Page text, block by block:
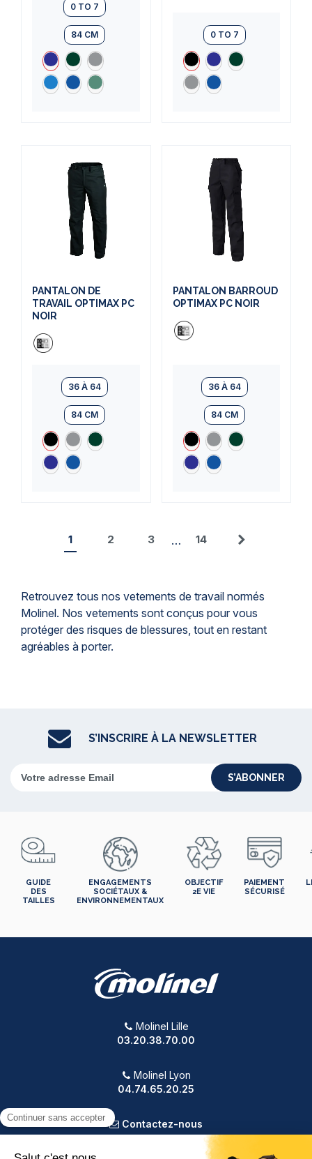
0 TO 7
84 CM 0 TO 7
PANTALON DE
TRAVAIL OPTIMAX PC
NOIR
36 À 64
84 CM
PANTALON BARROUD
OPTIMAX PC NOIR
36 À 64
84 CM
1 2 3 … 14 Suivant
Retrouvez tous nos vetements de travail normés
Molinel. Nos vetements sont conçus pour vous
protéger des risques de blessures, tout en restant
agréables à porter.
S’INSCRIRE À LA NEWSLETTER
S’ABONNER
GUIDE
DES
TAILLES
ENGAGEMENTS
SOCIÉTAUX &
ENVIRONNEMENTAUX
OBJECTIF
2E VIE
PAIEMENT
SÉCURISÉ
Molinel Lille
03.20.38.70.00
Molinel Lyon
04.74.65.20.25
Contactez-nous